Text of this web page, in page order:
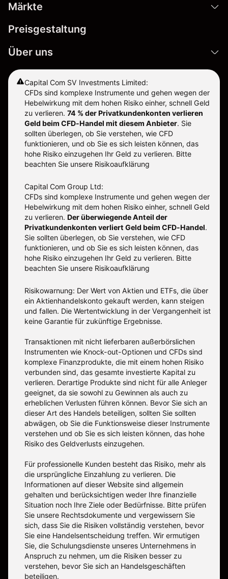
Märkte
Preisgestaltung
Über uns
Capital Com SV Investments Limited:
CFDs sind komplexe Instrumente und gehen wegen der
Hebelwirkung mit dem hohen Risiko einher, schnell Geld
zu verlieren. 74 % der Privatkundenkonten verlieren
Geld beim CFD-Handel mit diesem Anbieter. Sie
sollten überlegen, ob Sie verstehen, wie CFD
funktionieren, und ob Sie es sich leisten können, das
hohe Risiko einzugehen Ihr Geld zu verlieren. Bitte
beachten Sie unsere Risikoaufklärung
Capital Com Group Ltd:
CFDs sind komplexe Instrumente und gehen wegen der
Hebelwirkung mit dem hohen Risiko einher, schnell Geld
zu verlieren. Der überwiegende Anteil der
Privatkundenkonten verliert Geld beim CFD-Handel.
Sie sollten überlegen, ob Sie verstehen, wie CFD
funktionieren, und ob Sie es sich leisten können, das
hohe Risiko einzugehen Ihr Geld zu verlieren. Bitte
beachten Sie unsere Risikoaufklärung
Risikowarnung: Der Wert von Aktien und ETFs, die über
ein Aktienhandelskonto gekauft werden, kann steigen
und fallen. Die Wertentwicklung in der Vergangenheit ist
keine Garantie für zukünftige Ergebnisse.
Transaktionen mit nicht lieferbaren außerbörslichen
Instrumenten wie Knock-out-Optionen und CFDs sind
komplexe Finanzprodukte, die mit einem hohen Risiko
verbunden sind, das gesamte investierte Kapital zu
verlieren. Derartige Produkte sind nicht für alle Anleger
geeignet, da sie sowohl zu Gewinnen als auch zu
erheblichen Verlusten führen können. Bevor Sie sich an
dieser Art des Handels beteiligen, sollten Sie sollten
abwägen, ob Sie die Funktionsweise dieser Instrumente
verstehen und ob Sie es sich leisten können, das hohe
Risiko des Geldverlusts einzugehen.
Für professionelle Kunden besteht das Risiko, mehr als
die ursprüngliche Einzahlung zu verlieren. Die
Informationen auf dieser Website sind allgemein
gehalten und berücksichtigen weder Ihre finanzielle
Situation noch Ihre Ziele oder Bedürfnisse. Bitte prüfen
Sie unsere Rechtsdokumente und vergewissern Sie
sich, dass Sie die Risiken vollständig verstehen, bevor
Sie eine Handelsentscheidung treffen. Wir ermutigen
Sie, die Schulungsdienste unseres Unternehmens in
Anspruch zu nehmen, um die Risiken besser zu
verstehen, bevor Sie sich an Handelsgeschäften
beteiligen.